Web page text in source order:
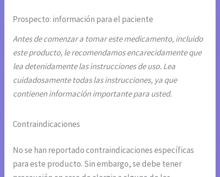
Prospecto: información para el paciente
Antes de comenzar a tomar este medicamento, incluido
este producto, le recomendamos encarecidamente que
lea detenidamente las instrucciones de uso. Lea
cuidadosamente todas las instrucciones, ya que
contienen información importante para usted.
Contraindicaciones
No se han reportado contraindicaciones específicas
para este producto. Sin embargo, se debe tener